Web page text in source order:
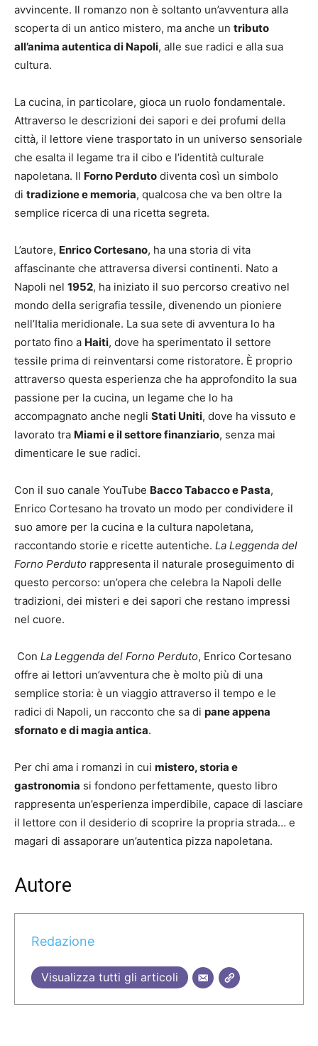
avvincente. Il romanzo non è soltanto un’avventura alla
scoperta di un antico mistero, ma anche un tributo
all’anima autentica di Napoli, alle sue radici e alla sua
cultura.
La cucina, in particolare, gioca un ruolo fondamentale.
Attraverso le descrizioni dei sapori e dei profumi della
città, il lettore viene trasportato in un universo sensoriale
che esalta il legame tra il cibo e l’identità culturale
napoletana. Il Forno Perduto diventa così un simbolo
di tradizione e memoria, qualcosa che va ben oltre la
semplice ricerca di una ricetta segreta.
L’autore, Enrico Cortesano, ha una storia di vita
affascinante che attraversa diversi continenti. Nato a
Napoli nel 1952, ha iniziato il suo percorso creativo nel
mondo della serigrafia tessile, divenendo un pioniere
nell’Italia meridionale. La sua sete di avventura lo ha
portato fino a Haiti, dove ha sperimentato il settore
tessile prima di reinventarsi come ristoratore. È proprio
attraverso questa esperienza che ha approfondito la sua
passione per la cucina, un legame che lo ha
accompagnato anche negli Stati Uniti, dove ha vissuto e
lavorato tra Miami e il settore finanziario, senza mai
dimenticare le sue radici.
Con il suo canale YouTube Bacco Tabacco e Pasta,
Enrico Cortesano ha trovato un modo per condividere il
suo amore per la cucina e la cultura napoletana,
raccontando storie e ricette autentiche. La Leggenda del
Forno Perduto rappresenta il naturale proseguimento di
questo percorso: un’opera che celebra la Napoli delle
tradizioni, dei misteri e dei sapori che restano impressi
nel cuore.
Con La Leggenda del Forno Perduto, Enrico Cortesano
offre ai lettori un’avventura che è molto più di una
semplice storia: è un viaggio attraverso il tempo e le
radici di Napoli, un racconto che sa di pane appena
sfornato e di magia antica.
Per chi ama i romanzi in cui mistero, storia e
gastronomia si fondono perfettamente, questo libro
rappresenta un’esperienza imperdibile, capace di lasciare
il lettore con il desiderio di scoprire la propria strada… e
magari di assaporare un’autentica pizza napoletana.
Autore
Redazione
Visualizza tutti gli articoli